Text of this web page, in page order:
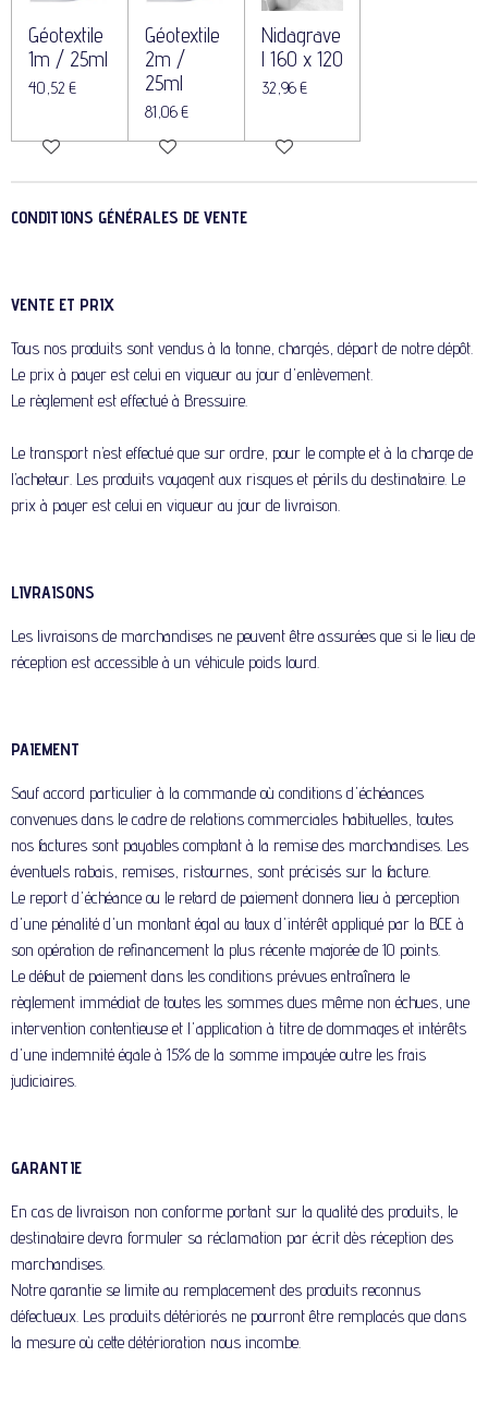
Géotextile
1m / 25ml
40,52 €
Géotextile
2m /
25ml
81,06 €
Nidagrave
l 160 x 120
32,96 €
CONDITIONS GÉNÉRALES DE VENTE
VENTE ET PRIX
Tous nos produits sont vendus à la tonne, chargés, départ de notre dépôt.
Le prix à payer est celui en vigueur au jour d'enlèvement.
Le règlement est effectué à Bressuire.
Le transport n’est effectué que sur ordre, pour le compte et à la charge de
l’acheteur. Les produits voyagent aux risques et périls du destinataire. Le
prix à payer est celui en vigueur au jour de livraison.
LIVRAISONS
Les livraisons de marchandises ne peuvent être assurées que si le lieu de
réception est accessible à un véhicule poids lourd.
PAIEMENT
Sauf accord particulier à la commande où conditions d'échéances
convenues dans le cadre de relations commerciales habituelles, toutes
nos factures sont payables comptant à la remise des marchandises. Les
éventuels rabais, remises, ristournes, sont précisés sur la facture.
Le report d'échéance ou le retard de paiement donnera lieu à perception
d'une pénalité d'un montant égal au taux d'intérêt appliqué par la BCE à
son opération de refinancement la plus récente majorée de 10 points.
Le défaut de paiement dans les conditions prévues entraînera le
règlement immédiat de toutes les sommes dues même non échues, une
intervention contentieuse et l'application à titre de dommages et intérêts
d'une indemnité égale à 15% de la somme impayée outre les frais
judiciaires.
GARANTIE
En cas de livraison non conforme portant sur la qualité des produits, le
destinataire devra formuler sa réclamation par écrit dès réception des
marchandises.
Notre garantie se limite au remplacement des produits reconnus
défectueux. Les produits détériorés ne pourront être remplacés que dans
la mesure où cette détérioration nous incombe.